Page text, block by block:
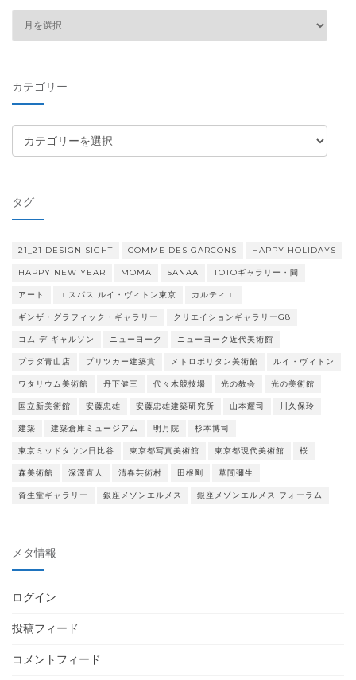
ブ
カテゴリー
テ
ー
タグ
21_21 DESIGN SIGHT COMME DES GARCONS HAPPY HOLIDAYS
HAPPY NEW YEAR MOMA SANAA TOTOギャラリー・間
アート エスパス ルイ・ヴィトン東京 カルティエ
ギンザ・グラフィック・ギャラリー クリエイションギャラリーG8
コム デ ギャルソン ニューヨーク ニューヨーク近代美術館
プラダ青山店 プリツカー建築賞 メトロポリタン美術館 ルイ・ヴィトン
ワタリウム美術館 丹下健三 代々木競技場 光の教会 光の美術館
国立新美術館 安藤忠雄 安藤忠雄建築研究所 山本耀司 川久保玲
建築 建築倉庫ミュージアム 明月院 杉本博司
東京ミッドタウン日比谷 東京都写真美術館 東京都現代美術館 桜
森美術館 深澤直人 清春芸術村 田根剛 草間彌生
資生堂ギャラリー 銀座メゾンエルメス 銀座メゾンエルメス フォーラム
メタ情報
ログイン
投稿フィード
コメントフィード